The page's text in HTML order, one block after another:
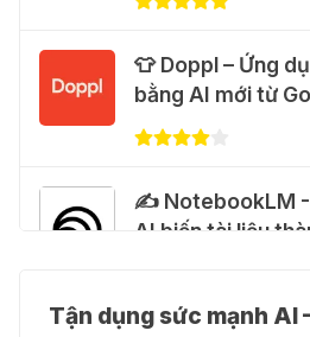
🎁 Hướng dẫn
tháng miễn phí
Cảnh báo: Xuất
hướng dẫn giả
👕 Doppl – Ứng
bằng AI mới từ
✍️ NotebookLM -
AI biến tài liệu
Tận dụng sức mạnh AI